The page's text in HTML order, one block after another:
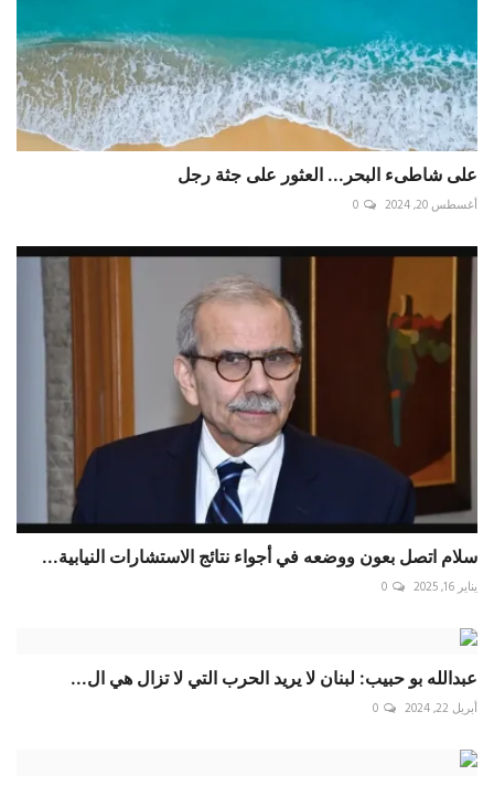
على شاطىء البحر... العثور على جثة رجل
أغسطس 20, 2024 0
سلام اتصل بعون ووضعه في أجواء نتائج الاستشارات النيابية...
يناير 16, 2025 0
عبدالله بو حبيب: لبنان لا يريد الحرب التي لا تزال هي ال...
أبريل 22, 2024 0